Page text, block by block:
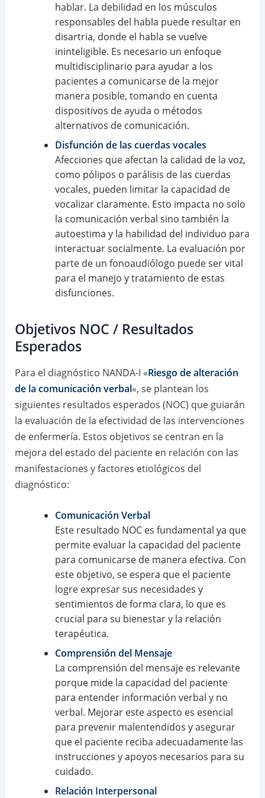
hablar. La debilidad en los músculos
responsables del habla puede resultar en
disartria, donde el habla se vuelve
ininteligible. Es necesario un enfoque
multidisciplinario para ayudar a los
pacientes a comunicarse de la mejor
manera posible, tomando en cuenta
dispositivos de ayuda o métodos
alternativos de comunicación.
Disfunción de las cuerdas vocales
Afecciones que afectan la calidad de la voz,
como pólipos o parálisis de las cuerdas
vocales, pueden limitar la capacidad de
vocalizar claramente. Esto impacta no solo
la comunicación verbal sino también la
autoestima y la habilidad del individuo para
interactuar socialmente. La evaluación por
parte de un fonoaudiólogo puede ser vital
para el manejo y tratamiento de estas
disfunciones.
Objetivos NOC / Resultados
Esperados
Para el diagnóstico NANDA-I «Riesgo de alteración
de la comunicación verbal«, se plantean los
siguientes resultados esperados (NOC) que guiarán
la evaluación de la efectividad de las intervenciones
de enfermería. Estos objetivos se centran en la
mejora del estado del paciente en relación con las
manifestaciones y factores etiológicos del
diagnóstico:
Comunicación Verbal
Este resultado NOC es fundamental ya que
permite evaluar la capacidad del paciente
para comunicarse de manera efectiva. Con
este objetivo, se espera que el paciente
logre expresar sus necesidades y
sentimientos de forma clara, lo que es
crucial para su bienestar y la relación
terapéutica.
Comprensión del Mensaje
La comprensión del mensaje es relevante
porque mide la capacidad del paciente
para entender información verbal y no
verbal. Mejorar este aspecto es esencial
para prevenir malentendidos y asegurar
que el paciente reciba adecuadamente las
instrucciones y apoyos necesarios para su
cuidado.
Relación Interpersonal